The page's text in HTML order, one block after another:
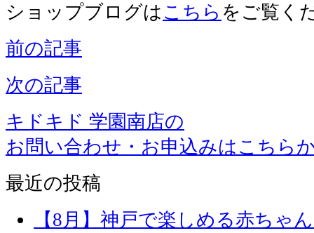
ショップブログは こちら をご覧く
前の記事
次の記事
キドキド 学園南店の
お問い合わせ・お申込みはこちら
最近の投稿
【8月】神戸で楽しめる赤ちゃ